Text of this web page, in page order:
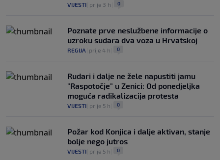
VIJESTI prije 3 h 0
Poznate prve neslužbene informacije o
uzroku sudara dva voza u Hrvatskoj
REGIJA prije 4 h 0
Rudari i dalje ne žele napustiti jamu
"Raspotočje" u Zenici: Od ponedjeljka
moguća radikalizacija protesta
VIJESTI prije 5 h 0
Požar kod Konjica i dalje aktivan, stanje
bolje nego jutros
VIJESTI prije 5 h 0